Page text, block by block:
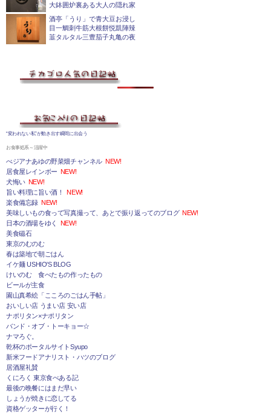
大鉢囲炉裏ある大人の隠れ家
酒亭「うり」で青大豆お浸し
目一鯛刺牛筋大根餅悦凱陣辣
韮タルタル三豊茄子丸亀の夜
“変われない私”が動き出す瞬間に出会う
お食事処系～活躍中
べジアナあゆの野菜畑チャンネル NEW!
居食屋レインボー NEW!
犬悔い NEW!
旨い料理に旨い酒！
NEW!
楽食備忘録 NEW!
美味しいもの食って写真撮って、あとで振り返ってのブログ NEW!
日本の酒場をゆく
NEW!
美食磁石
東京のむのむ
春は築地で朝ごはん
イケ麺 USHIO'S BLOG
けいのむ 食べたもの作ったもの
ビールが主食
園山真希絵「こころのごはん手帖」
おいしい店 うまい店 安い店
ナポリタン×ナポリタン
バンド・オブ・トーキョー☆
ナマろぐ。
乾杯のポータルサイトSyupo
新米フードアナリスト・ハツのブログ
居酒屋礼賛
くにろく 東京食べある記
最後の晩餐にはまだ早い
しょうが焼きに恋してる
資格ゲッターが行く！